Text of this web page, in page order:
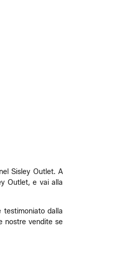
Sisley Outlet. A
Outlet, e vai alla
testimoniato dalla
nostre vendite se